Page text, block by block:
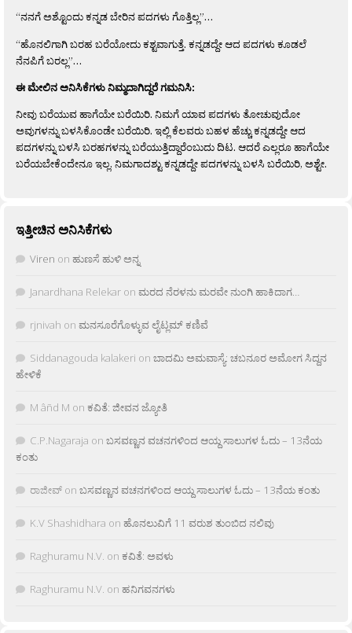
“ನನಗೆ ಅಶ್ಟೊಂದು ಕನ್ನಡ ಬೇರಿನ ಪದಗಳು ಗೊತ್ತಿಲ್ಲ”…
“ಹೊನಲಿಗಾಗಿ ಬರಹ ಬರೆಯೋದು ಕಶ್ಟವಾಗುತ್ತೆ. ಕನ್ನಡದ್ದೇ ಆದ ಪದಗಳು ಕೂಡಲೆ
ನೆನಪಿಗೆ ಬರಲ್ಲ”…
ಈ ಮೇಲಿನ ಅನಿಸಿಕೆಗಳು ನಿಮ್ಮದಾಗಿದ್ದರೆ ಗಮನಿಸಿ:
ನೀವು ಬರೆಯುವ ಹಾಗೆಯೇ ಬರೆಯಿರಿ. ನಿಮಗೆ ಯಾವ ಪದಗಳು ತೋಚುವುದೋ
ಅವುಗಳನ್ನು ಬಳಸಿಕೊಂಡೇ ಬರೆಯಿರಿ. ಇಲ್ಲಿ ಕೆಲವರು ಬಹಳ ಹೆಚ್ಚು ಕನ್ನಡದ್ದೇ ಆದ
ಪದಗಳನ್ನು ಬಳಸಿ ಬರಹಗಳನ್ನು ಬರೆಯುತ್ತಿದ್ದಾರೆಂಬುದು ದಿಟ. ಆದರೆ ಎಲ್ಲರೂ ಹಾಗೆಯೇ
ಬರೆಯಬೇಕೆಂದೇನೂ ಇಲ್ಲ. ನಿಮಗಾದಶ್ಟು ಕನ್ನಡದ್ದೇ ಪದಗಳನ್ನು ಬಳಸಿ ಬರೆಯಿರಿ, ಅಶ್ಟೇ.
ಇತ್ತೀಚಿನ ಅನಿಸಿಕೆಗಳು
Viren on ಹುಣಸೆ ಹುಳಿ ಅನ್ನ
Janardhana Relekar on ಮರದ ನೆರಳನು ಮರವೇ ನುಂಗಿ ಹಾಕಿದಾಗ…
rjnivah on ಮನಸೂರೆಗೊಳ್ಳುವ ಲೈಟ್ಲಮ್ ಕಣಿವೆ
Siddanagouda kalakeri on ಬಾದಮಿ ಅಮವಾಸ್ಯೆ: ಚಬನೂರ ಅಮೋಗ ಸಿದ್ದನ
ಹೇಳಿಕೆ
M âñd M on ಕವಿತೆ: ಜೀವನ ಜ್ಯೋತಿ
C.P.Nagaraja on ಬಸವಣ್ಣನ ವಚನಗಳಿಂದ ಆಯ್ದ ಸಾಲುಗಳ ಓದು – 13ನೆಯ
ಕಂತು
ರಾಜೀವ್ on ಬಸವಣ್ಣನ ವಚನಗಳಿಂದ ಆಯ್ದ ಸಾಲುಗಳ ಓದು – 13ನೆಯ ಕಂತು
K.V Shashidhara on ಹೊನಲುವಿಗೆ 11 ವರುಶ ತುಂಬಿದ ನಲಿವು
Raghuramu N.V. on ಕವಿತೆ: ಅವಳು
Raghuramu N.V. on ಹನಿಗವನಗಳು